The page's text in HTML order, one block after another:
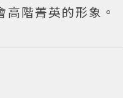
階菁英的形象。